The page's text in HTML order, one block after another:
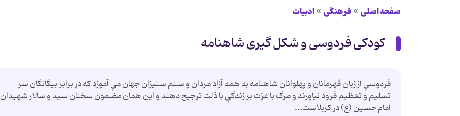
صفحه اصلی فرهنگی ادبیات
کودکی فردوسی و شکل گیری شاهنامه
فردوسي از زبان قهرمانان و پهلوانان شاهنامه به همه آزاد مردان و ستم ستيزان جهان مي آموزد که در برابر بيگانگان سر
تسليم و تعظيم فرود نياورند و مرگ با عزت بر زندگي با ذلت ترجيح دهند و اين همان مضمون سخنان سيد و سالار شهيدان
امام حسين (ع) در کربلاست...